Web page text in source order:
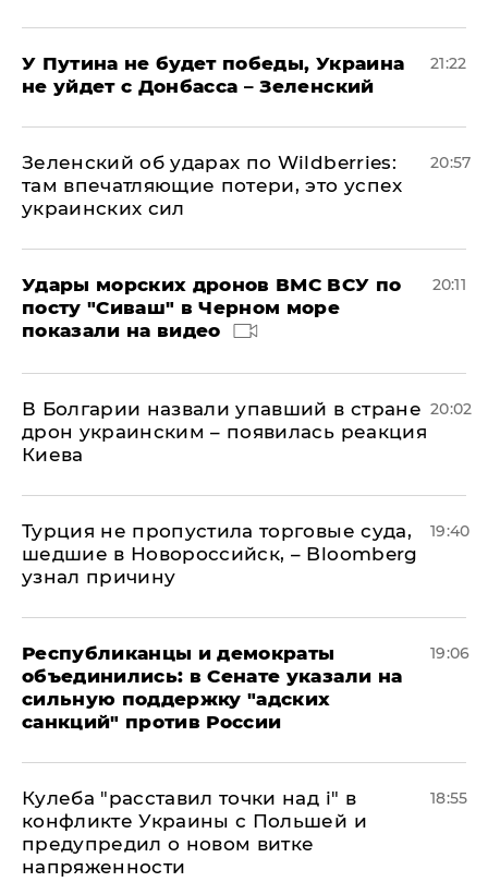
У Путина не будет победы, Украина
не уйдет с Донбасса – Зеленский
21:22
Зеленский об ударах по Wildberries:
там впечатляющие потери, это успех
украинских сил
20:57
Удары морских дронов ВМС ВСУ по
посту "Сиваш" в Черном море
показали на видео
20:11
В Болгарии назвали упавший в стране
дрон украинским – появилась реакция
Киева
20:02
Турция не пропустила торговые суда,
шедшие в Новороссийск, – Bloomberg
узнал причину
19:40
Республиканцы и демократы
объединились: в Сенате указали на
сильную поддержку "адских
санкций" против России
19:06
Кулеба "расставил точки над і" в
конфликте Украины с Польшей и
предупредил о новом витке
напряженности
18:55